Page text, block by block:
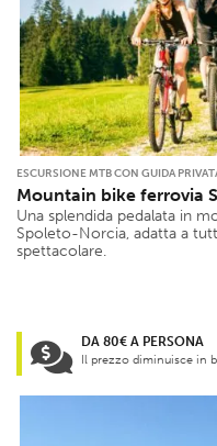
ESCURSIONE MTB CON GUIDA
Mountain bike ferrovia
Una splendida pedalata in
Spoleto-Norcia, adatta a
spettacolare.
DA 80€ A PERSONA
Il prezzo diminuisce in